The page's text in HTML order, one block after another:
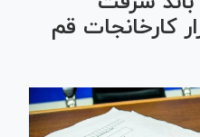
کارخانجات قم